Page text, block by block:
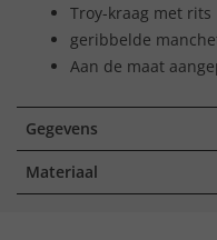
Troy-kraag met rits
geribbelde
Aan de maat
Gegevens
Materiaal